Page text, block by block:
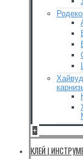
+
КЛЕЙ |